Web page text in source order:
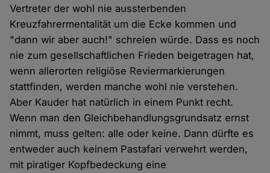
Vertreter der wohl nie aussterbenden
Kreuzfahrermentalität um die Ecke kommen und
"dann wir aber auch!" schreien würde. Dass es noch
nie zum gesellschaftlichen Frieden beigetragen hat,
wenn allerorten religiöse Reviermarkierungen
stattfinden, werden manche wohl nie verstehen.
Aber Kauder hat natürlich in einem Punkt recht.
Wenn man den Gleichbehandlungsgrundsatz ernst
nimmt, muss gelten: alle oder keine. Dann dürfte es
entweder auch keinem Pastafari verwehrt werden,
mit piratiger Kopfbedeckung eine